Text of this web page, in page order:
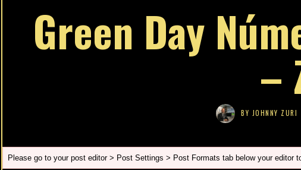
Green Day
–
BY JOHNNY ZURI
Please go to your post editor > Post Settings > Post Formats tab below your editor to